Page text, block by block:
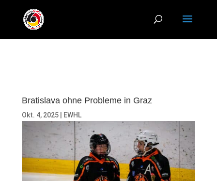
Bratislava ohne Probleme in Graz
Okt. 4, 2025| EWHL